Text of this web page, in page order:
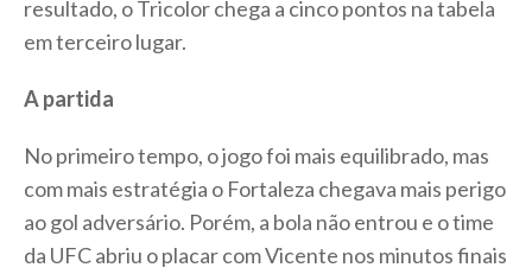
resultado, o Tricolor chega a cinco pontos na tabela
em terceiro lugar.
A partida
No primeiro tempo, o jogo foi mais equilibrado, mas
com mais estratégia o Fortaleza chegava mais perigo
ao gol adversário. Porém, a bola não entrou e o time
da UFC abriu o placar com Vicente nos minutos finais